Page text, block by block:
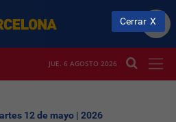
JUE. 6 AGOSTO 2026
12 de mayo | 2026
Cerrar